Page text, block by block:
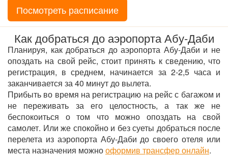
Посмотреть расписание
Как добраться до аэропорта Абу-Даби
Планируя, как добраться до аэропорта Абу-Даби и не
опоздать на свой рейс, стоит принять к сведению, что
регистрация, в среднем, начинается за 2-2,5 часа и
заканчивается за 40 минут до вылета.
Прибыть во время на регистрацию на рейс с багажом и
не переживать за его целостность, а так же не
беспокоиться о том что можно опоздать на свой
самолет. Или же спокойно и без суеты добраться после
перелета из аэропорта Абу-Даби до своего отеля или
места назначения можнооформив трансфер онлайн.